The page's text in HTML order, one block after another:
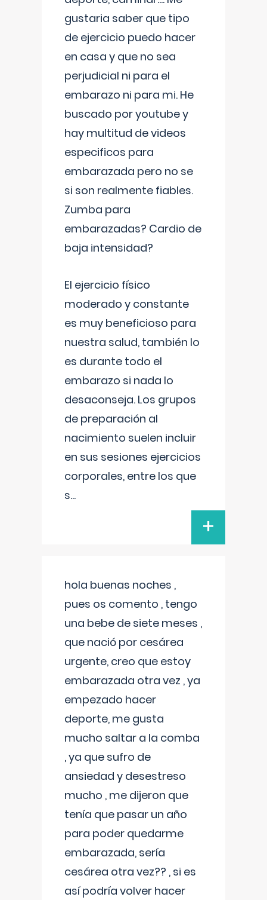
gustaria saber que tipo
de ejercicio puedo hacer
en casa y que no sea
perjudicial ni para el
embarazo ni para mi. He
buscado por youtube y
hay multitud de videos
especificos para
embarazada pero no se
si son realmente fiables.
Zumba para
embarazadas? Cardio de
baja intensidad?
El ejercicio físico
moderado y constante
es muy beneficioso para
nuestra salud, también lo
es durante todo el
embarazo si nada lo
desaconseja. Los grupos
de preparación al
nacimiento suelen incluir
en sus sesiones ejercicios
corporales, entre los que
s...
+
hola buenas noches ,
pues os comento , tengo
una bebe de siete meses ,
que nació por cesárea
urgente, creo que estoy
embarazada otra vez , ya
empezado hacer
deporte, me gusta
mucho saltar a la comba
, ya que sufro de
ansiedad y desestreso
mucho , me dijeron que
tenía que pasar un año
para poder quedarme
embarazada, sería
cesárea otra vez?? , si es
así podría volver hacer